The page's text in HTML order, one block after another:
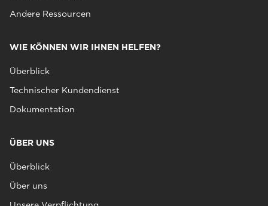
Andere Ressourcen
WIE KÖNNEN WIR IHNEN HELFEN?
Überblick
Technischer Kundendienst
Dokumentation
ÜBER UNS
Überblick
Über uns